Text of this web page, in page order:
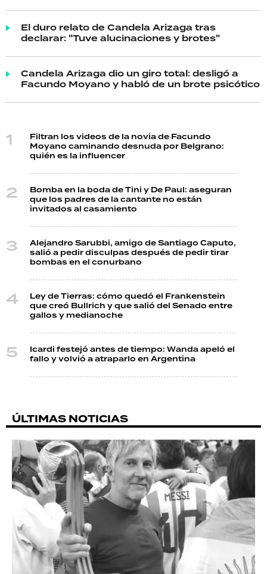
El duro relato de Candela Arizaga tras
declarar: "Tuve alucinaciones y brotes"
Candela Arizaga dio un giro total: desligó a
Facundo Moyano y habló de un brote psicótico
Filtran los videos de la novia de Facundo
Moyano caminando desnuda por Belgrano:
quién es la influencer
Bomba en la boda de Tini y De Paul: aseguran
que los padres de la cantante no están
invitados al casamiento
Alejandro Sarubbi, amigo de Santiago Caputo,
salió a pedir disculpas después de pedir tirar
bombas en el conurbano
Ley de Tierras: cómo quedó el Frankenstein
que creó Bullrich y que salió del Senado entre
gallos y medianoche
Icardi festejó antes de tiempo: Wanda apeló el
fallo y volvió a atraparlo en Argentina
ÚLTIMAS NOTICIAS